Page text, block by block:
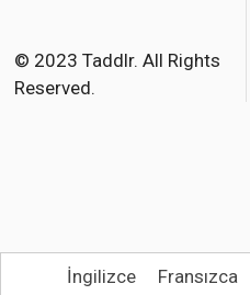
o
k
r
© 2023 Taddlr. All Rights
Reserved.
İngilizce Fransızca